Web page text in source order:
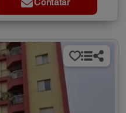
Contatar